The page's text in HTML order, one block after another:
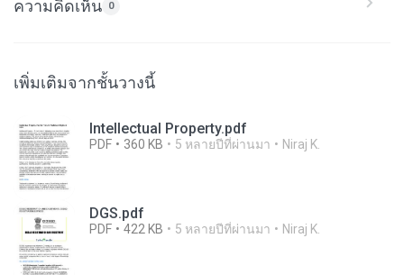
ความคิดเห็น 0
เพิ่มเติมจากชั้นวางนี้
Intellectual Property.pdf
PDF 360 KB 5 หลายปีที่ผ่านมา Niraj K.
DGS.pdf
PDF 422 KB 5 หลายปีที่ผ่านมา Niraj K.